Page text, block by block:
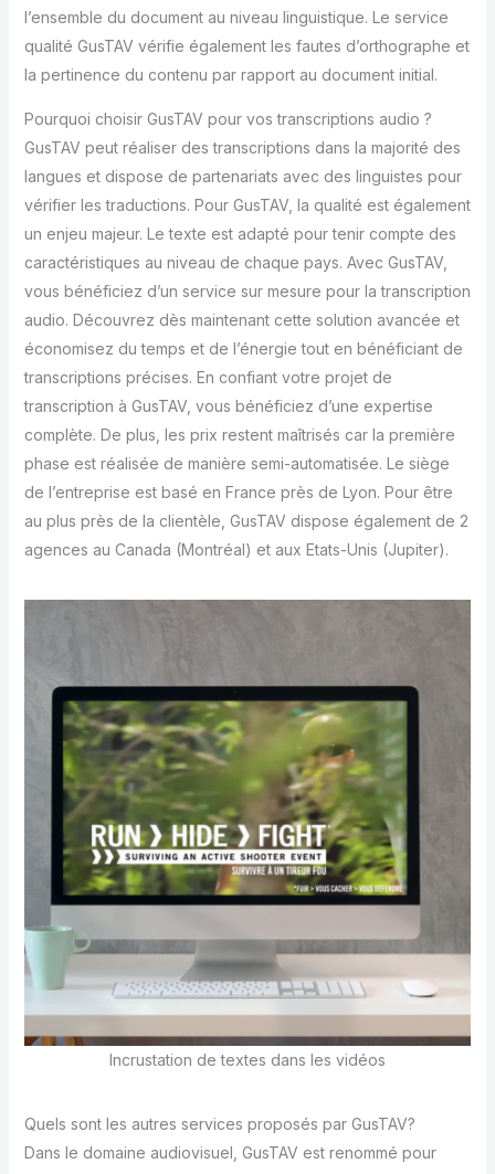
l’ensemble du document au niveau linguistique. Le service
qualité GusTAV vérifie également les fautes d’orthographe et
la pertinence du contenu par rapport au document initial.
Pourquoi choisir GusTAV pour vos transcriptions audio ?
GusTAV peut réaliser des transcriptions dans la majorité des
langues et dispose de partenariats avec des linguistes pour
vérifier les traductions. Pour GusTAV, la qualité est également
un enjeu majeur. Le texte est adapté pour tenir compte des
caractéristiques au niveau de chaque pays. Avec GusTAV,
vous bénéficiez d’un service sur mesure pour la transcription
audio. Découvrez dès maintenant cette solution avancée et
économisez du temps et de l’énergie tout en bénéficiant de
transcriptions précises. En confiant votre projet de
transcription à GusTAV, vous bénéficiez d’une expertise
complète. De plus, les prix restent maîtrisés car la première
phase est réalisée de manière semi-automatisée. Le siège
de l’entreprise est basé en France près de Lyon. Pour être
au plus près de la clientèle, GusTAV dispose également de 2
agences au Canada (Montréal) et aux Etats-Unis (Jupiter).
Incrustation de textes dans les vidéos
Quels sont les autres services proposés par GusTAV?
Dans le domaine audiovisuel, GusTAV est renommé pour